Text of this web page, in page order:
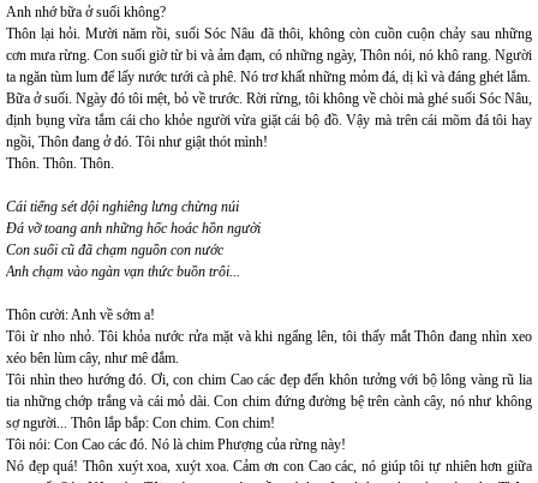
Anh nhớ bữa ở suối không?
Thôn lại hỏi. Mười năm rồi, suối Sóc Nâu đã thôi, không còn cuồn cuộn chảy sau những
cơn mưa rừng. Con suối giờ từ bi và ảm đạm, có những ngày, Thôn nói, nó khô rang. Người
ta ngăn tùm lum để lấy nước tưới cà phê. Nó trơ khất những mỏm đá, dị kì và đáng ghét lắm.
Bữa ở suối. Ngày đó tôi mệt, bỏ về trước. Rời rừng, tôi không về chòi mà ghé suối Sóc Nâu,
định bụng vừa tắm cái cho khỏe người vừa giặt cái bộ đồ. Vậy mà trên cái mõm đá tôi hay
ngồi, Thôn đang ở đó. Tôi như giật thót mình!
Thôn. Thôn. Thôn.
Cái tiếng sét dội nghiêng lưng chừng núi
Đá vỡ toang anh những hốc hoác hồn người
Con suối cũ đã chạm nguồn con nước
Anh chạm vào ngàn vạn thức buồn trôi...
Thôn cười: Anh về sớm a!
Tôi ừ nho nhỏ. Tôi khỏa nước rửa mặt và khi ngẩng lên, tôi thấy mắt Thôn đang nhìn xeo
xéo bên lùm cây, như mê đắm.
Tôi nhìn theo hướng đó. Ơi, con chim Cao các đẹp đến khôn tưởng với bộ lông vàng rũ lia
tia những chớp trắng và cái mỏ dài. Con chim đứng đường bệ trên cành cây, nó như không
sợ người... Thôn lắp bắp: Con chim. Con chim!
Tôi nói: Con Cao các đó. Nó là chim Phượng của rừng này!
Nó đẹp quá! Thôn xuýt xoa, xuýt xoa. Cảm ơn con Cao các, nó giúp tôi tự nhiên hơn giữa